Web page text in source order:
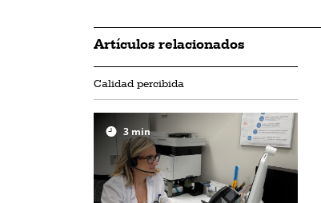
Artículos relacionados
Calidad percibida
3 min